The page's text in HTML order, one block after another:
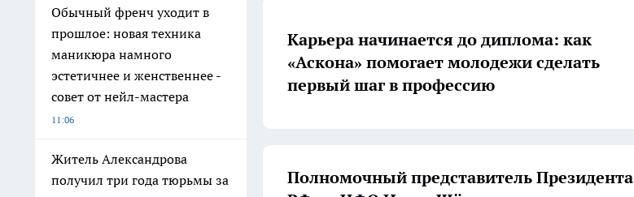
Обычный френч уходит в
прошлое: новая техника
маникюра намного
эстетичнее и женственнее -
совет от нейл-мастера
11:06
Житель Александрова
получил три года тюрьмы за
Карьера начинается до диплома: как
«Аскона» помогает молодежи сделать
первый шаг в профессию
Полномочный представитель Президента